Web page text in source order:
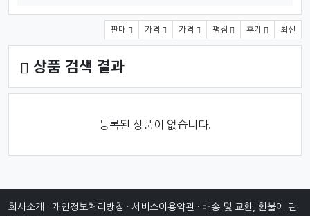
판매 가격 가격 평점 후기 최신
상품 검색 결과
등록된 상품이 없습니다.
회사소개 · 개인정보처리방침 · 서비스이용약관 · 배송 및 교환, 환불에 관